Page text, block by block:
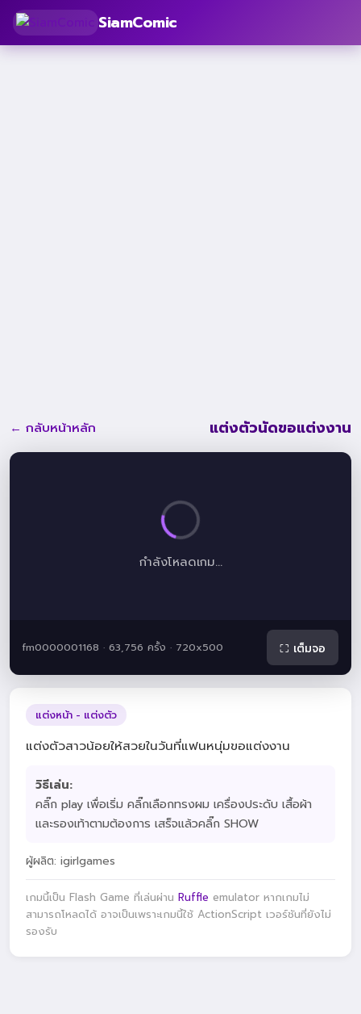
SiamComic
← กลับหน้าหลัก แต่งตัวนัดขอแต่งงาน
กำลังโหลดเกม...
fm0000001168 · 63,756 ครั้ง · 720x500 ⛶ เต็มจอ
แต่งหน้า - แต่งตัว
แต่งตัวสาวน้อยให้สวยในวันที่แฟนหนุ่มขอแต่งงาน
วิธีเล่น:
คลิ๊ก play เพื่อเริ่ม คลิ๊กเลือกทรงผม เครื่องประดับ เสื้อผ้า
และรองเท้าตามต้องการ เสร็จแล้วคลิ๊ก SHOW
ผู้ผลิต: igirlgames
เกมนี้เป็น Flash Game ที่เล่นผ่าน Ruffle emulator หากเกมไม่
สามารถโหลดได้ อาจเป็นเพราะเกมนี้ใช้ ActionScript เวอร์ชันที่ยังไม่
รองรับ